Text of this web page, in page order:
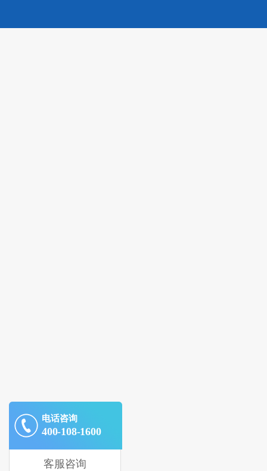
电话咨询
400-108-1600
客服咨询